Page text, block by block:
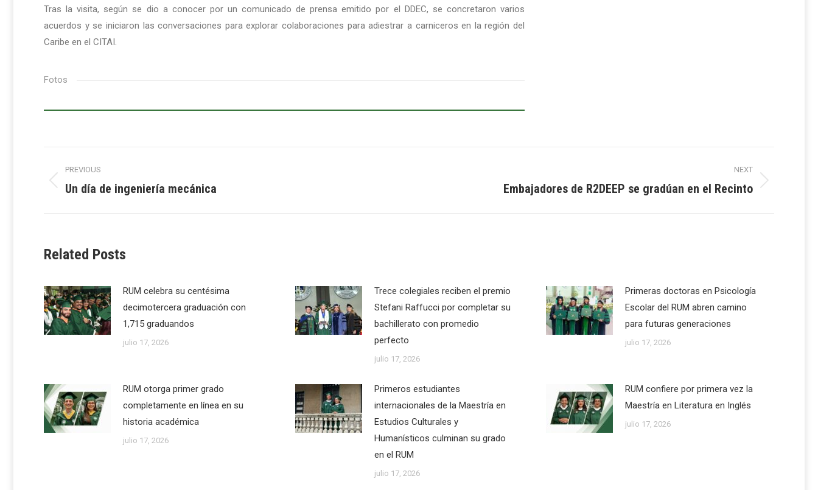
Tras la visita, según se dio a conocer por un comunicado de prensa emitido por el DDEC, se concretaron varios
acuerdos y se iniciaron las conversaciones para explorar colaboraciones para adiestrar a carniceros en la región del
Caribe en el CITAI.
Fotos
Post
navigation
PREVIOUS
Previous
Un día de ingeniería mecánica
NEXT
Embajadores de R2DEEP se gradúan en el Recinto
Related Posts
RUM celebra su centésima
decimotercera graduación con
1,715 graduandos
julio 17, 2026
Trece colegiales reciben el premio
Stefani Raffucci por completar su
bachillerato con promedio
perfecto
julio 17, 2026
Primeras doctoras en Psicología
Escolar del RUM abren camino
para futuras generaciones
julio 17, 2026
RUM otorga primer grado
completamente en línea en su
historia académica
julio 17, 2026
Primeros estudiantes
internacionales de la Maestría en
Estudios Culturales y
Humanísticos culminan su grado
en el RUM
julio 17, 2026
RUM confiere por primera vez la
Maestría en Literatura en Inglés
julio 17, 2026